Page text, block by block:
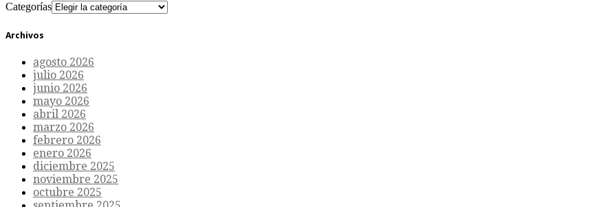
Categorías
Archivos
agosto 2026
julio 2026
junio 2026
mayo 2026
abril 2026
marzo 2026
febrero 2026
enero 2026
diciembre 2025
noviembre 2025
octubre 2025